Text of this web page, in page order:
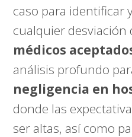
caso para identificar
cualquier desviación
médicos
análisis profundo
negligencia en
donde las
ser altas, así como